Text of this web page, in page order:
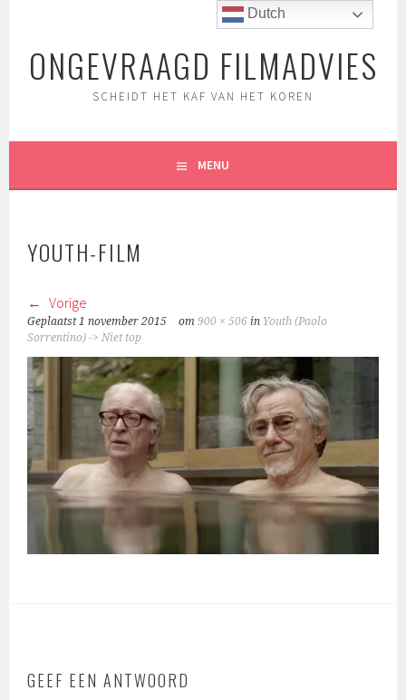
inhoudONGEVRAAGD FILMADVIES
SCHEIDT HET KAF VAN HET KOREN
MENU
YOUTH-FILM
Vorige
Geplaatst1 november 2015 om900 × 506 in Youth (Paolo
Sorrentino) -> Niet top
GEEF EEN ANTWOORD
Dutch